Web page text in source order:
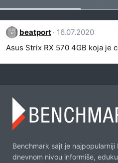
beatport
16.07.2020
Asus Strix RX 570 4GB koja je
Benchmark sajt je najpopularniji
dnevnom nivou informiše,